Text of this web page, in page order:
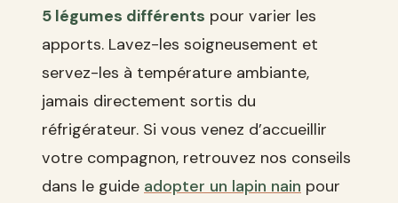
5 légumes différents pour varier les
apports. Lavez-les soigneusement et
servez-les à température ambiante,
jamais directement sortis du
réfrigérateur. Si vous venez d’accueillir
votre compagnon, retrouvez nos conseils
dans le guide adopter un lapin nain pour